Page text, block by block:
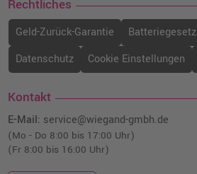
Rechtliches
Geld-Zurück-Garantie Batteriegesetz
Datenschutz
Cookie Einstellungen
Kontakt
E-Mail: service@wiegand-gmbh.de
(Mo - Do 8:00 bis 17:00 Uhr)
(Fr 8:00 bis 16:00 Uhr)